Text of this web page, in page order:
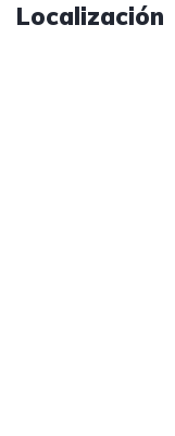
Localización